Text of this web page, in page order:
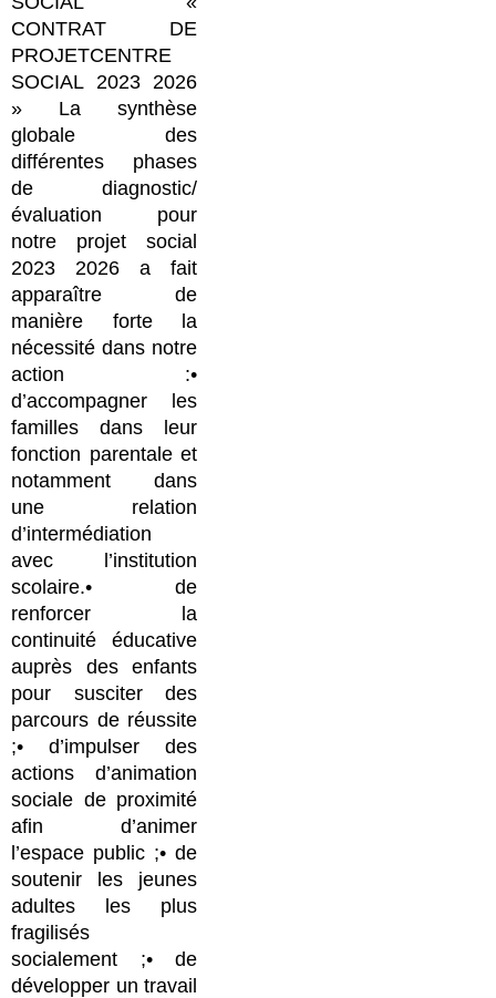
CONTRAT DE
PROJETCENTRE
SOCIAL 2023 2026
» La synthèse
globale des
différentes phases
de diagnostic/
évaluation pour
notre projet social
2023 2026 a fait
apparaître de
manière forte la
nécessité dans notre
action :•
d’accompagner les
familles dans leur
fonction parentale et
notamment dans
une relation
d’intermédiation
avec l’institution
scolaire.• de
renforcer la
continuité éducative
auprès des enfants
pour susciter des
parcours de réussite
;• d’impulser des
actions d’animation
sociale de proximité
afin d’animer
l’espace public ;• de
soutenir les jeunes
adultes les plus
fragilisés
socialement ;• de
développer un travail